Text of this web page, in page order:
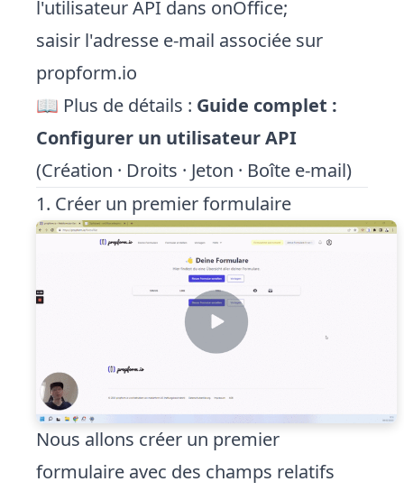
l'utilisateur API dans onOffice;
saisir l'adresse e-mail associée sur
propform.io
📖 Plus de détails : Guide complet :
Configurer un utilisateur API
(Création · Droits · Jeton · Boîte e-mail)
1. Créer un premier formulaire
Nous allons créer un premier
formulaire avec des champs relatifs